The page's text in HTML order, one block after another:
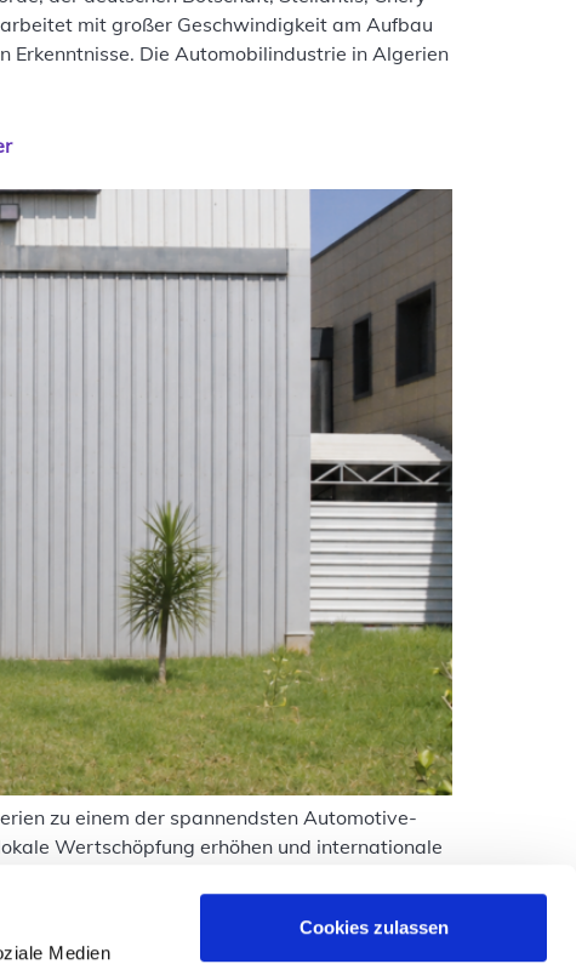
Medien
Cookies zulassen
mit großer Geschwindigkeit am Aufbau
Die Automobilindustrie in Algerien
zu einem der spannendsten Automotive-
Wertschöpfung erhöhen und internationale
bis Ende 2026. Dieser Blog